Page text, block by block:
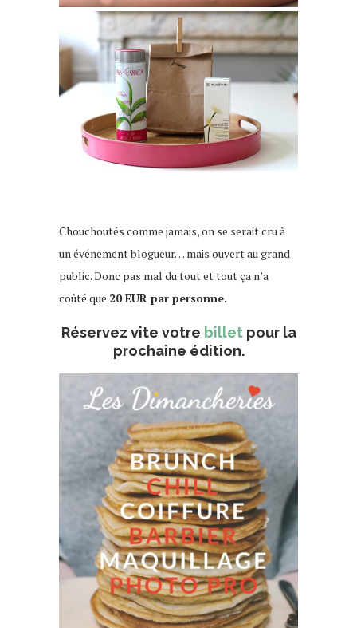
Chouchoutés comme jamais, on se serait cru à
un événement blogueur… mais ouvert au grand
public. Donc pas mal du tout et tout ça n’a
coûté que 20 EUR par personne.
Réservez vite votre billet pour la
prochaine édition.